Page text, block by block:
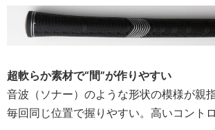
超軟らか素材で“間”が作りやすい
音波（ソナー）のような形状の模様が親
毎回同じ位置で握りやすい。高いコント